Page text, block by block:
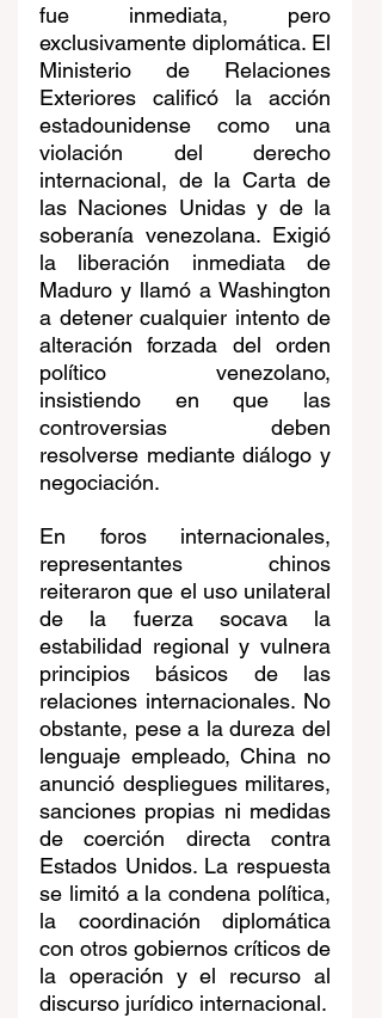
fue inmediata, pero
exclusivamente diplomática. El
Ministerio de Relaciones
Exteriores calificó la acción
estadounidense como una
violación del derecho
internacional, de la Carta de
las Naciones Unidas y de la
soberanía venezolana. Exigió
la liberación inmediata de
Maduro y llamó a Washington
a detener cualquier intento de
alteración forzada del orden
político venezolano,
insistiendo en que las
controversias deben
resolverse mediante diálogo y
negociación.
En foros internacionales,
representantes chinos
reiteraron que el uso unilateral
de la fuerza socava la
estabilidad regional y vulnera
principios básicos de las
relaciones internacionales. No
obstante, pese a la dureza del
lenguaje empleado, China no
anunció despliegues militares,
sanciones propias ni medidas
de coerción directa contra
Estados Unidos. La respuesta
se limitó a la condena política,
la coordinación diplomática
con otros gobiernos críticos de
la operación y el recurso al
discurso jurídico internacional.